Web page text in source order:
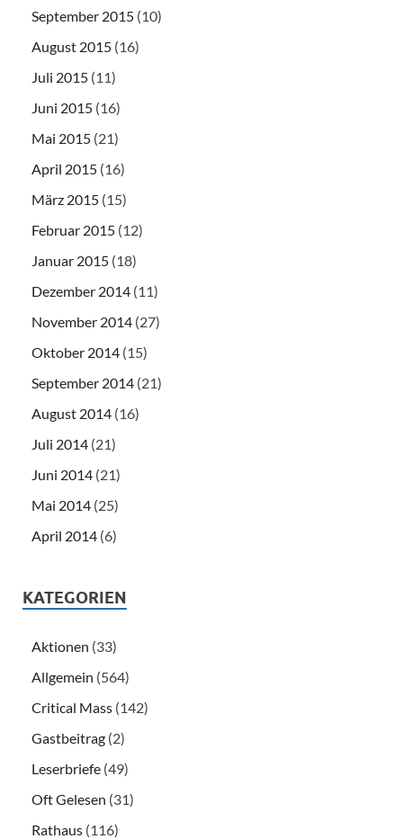
September 2015 (10)
August 2015 (16)
Juli 2015 (11)
Juni 2015 (16)
Mai 2015 (21)
April 2015 (16)
März 2015 (15)
Februar 2015 (12)
Januar 2015 (18)
Dezember 2014 (11)
November 2014 (27)
Oktober 2014 (15)
September 2014 (21)
August 2014 (16)
Juli 2014 (21)
Juni 2014 (21)
Mai 2014 (25)
April 2014 (6)
KATEGORIEN
Aktionen (33)
Allgemein (564)
Critical Mass (142)
Gastbeitrag (2)
Leserbriefe (49)
Oft Gelesen (31)
Rathaus (116)